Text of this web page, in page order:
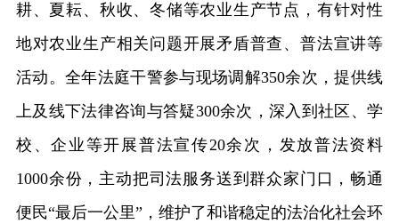
耕、夏耘、秋收、冬储等农业生产节点，有针对性
地对农业生产相关问题开展矛盾普查、普法宣讲等
活动。全年法庭干警参与现场调解350余次，提供线
上及线下法律咨询与答疑300余次，深入到社区、学
校、企业等开展普法宣传20余次，发放普法资料
1000余份，主动把司法服务送到群众家门口，畅通
便民“最后一公里”，维护了和谐稳定的法治化社会环